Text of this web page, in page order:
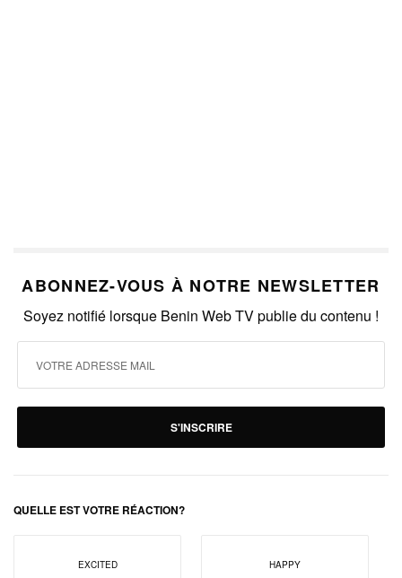
ABONNEZ-VOUS À NOTRE NEWSLETTER
Soyez notifié lorsque Benin Web TV publie du contenu !
S'INSCRIRE
QUELLE EST VOTRE RÉACTION?
EXCITED HAPPY